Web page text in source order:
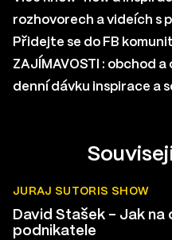
rozhovorech a videích s
Přidejte se do FB
ZAJÍMAVOSTI : obchod a
denní dávku inspirace a
JURAJ SUTORIS SHOW
David Stašek – Jak
podnikatele